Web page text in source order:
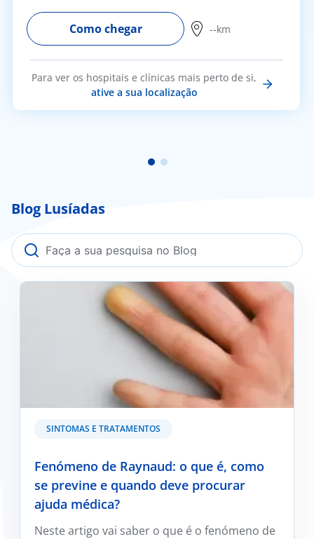
Como chegar --km
Para ver os hospitais e clínicas mais perto de si,
ative a sua localização
Blog Lusíadas
SINTOMAS E TRATAMENTOS
Fenómeno de Raynaud: o que é, como
se previne e quando deve procurar
ajuda médica?
Neste artigo vai saber o que é o fenómeno de
Fenómeno de Raynaud: o que é, como se previne e
quando deve procurar ajuda médica?